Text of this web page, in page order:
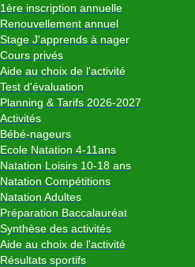
1ère inscription annuelle
Renouvellement annuel
Stage J'apprends à nager
Cours privés
Aide au choix de l'activité
Test d'évaluation
Planning & Tarifs 2026-2027
Activités
Bébé-nageurs
Ecole Natation 4-11ans
Natation Loisirs 10-18 ans
Natation Compétitions
Natation Adultes
Préparation Baccalauréat
Synthèse des activités
Aide au choix de l'activité
Résultats sportifs